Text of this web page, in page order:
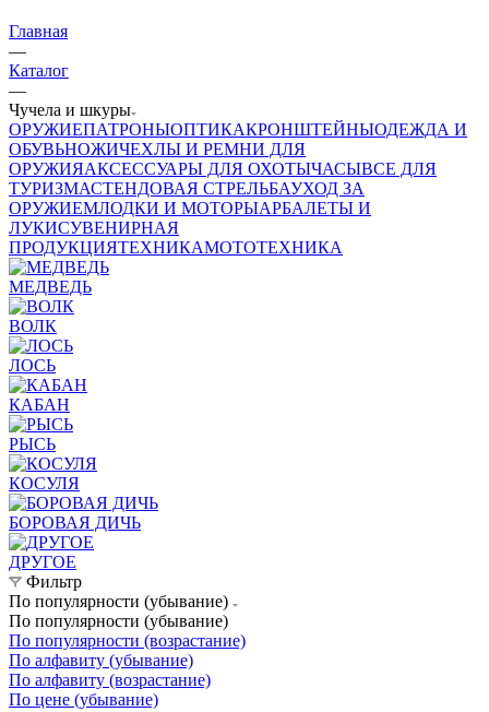
Главная
—
Каталог
—
Чучела и шкуры
ОРУЖИЕПАТРОНЫОПТИКАКРОНШТЕЙНЫОДЕЖДА И
ОБУВЬНОЖИЧЕХЛЫ И РЕМНИ ДЛЯ
ОРУЖИЯАКСЕССУАРЫ ДЛЯ ОХОТЫЧАСЫВСЕ ДЛЯ
ТУРИЗМАСТЕНДОВАЯ СТРЕЛЬБАУХОД ЗА
ОРУЖИЕМЛОДКИ И МОТОРЫАРБАЛЕТЫ И
ЛУКИСУВЕНИРНАЯ
ПРОДУКЦИЯТЕХНИКАМОТОТЕХНИКА
МЕДВЕДЬ
ВОЛК
ЛОСЬ
КАБАН
РЫСЬ
КОСУЛЯ
БОРОВАЯ ДИЧЬ
ДРУГОЕ
Фильтр
По популярности (убывание)
По популярности (убывание)
По популярности (возрастание)
По алфавиту (убывание)
По алфавиту (возрастание)
По цене (убывание)